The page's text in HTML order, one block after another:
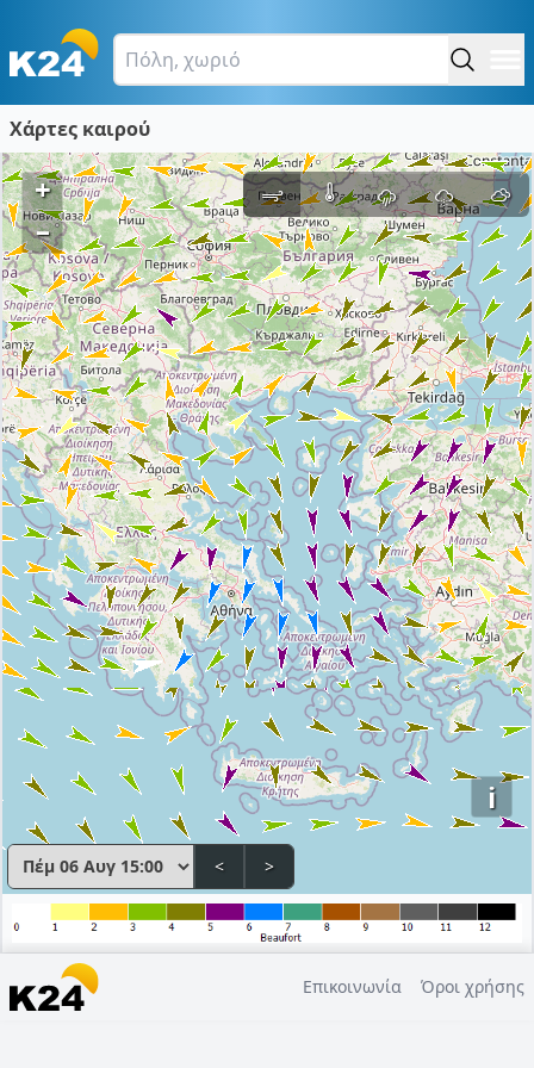
Χάρτες καιρού
i
+
–
< >
Επικοινωνία Όροι χρήσης